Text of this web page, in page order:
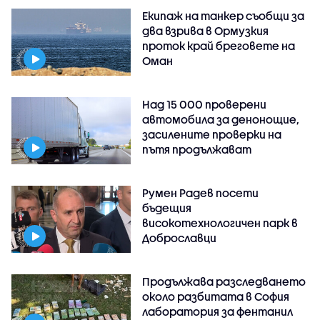
Екипаж на танкер съобщи за
два взрива в Ормузкия
проток край бреговете на
Оман
Над 15 000 проверени
автомобила за денонощие,
засилените проверки на
пътя продължават
Румен Радев посети
бъдещия
високотехнологичен парк в
Доброславци
Продължава разследването
около разбитата в София
лаборатория за фентанил